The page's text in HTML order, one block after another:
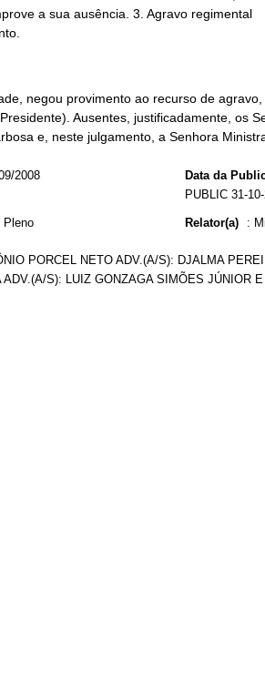
negou provimento ao recurso de
Ausentes, justificadamente, os
e, neste julgamento, a Senhora
2008 Data da
PUBLIC 31-
Pleno Relator(a) :
PORCEL NETO ADV.(A/S): DJALMA
S): LUIZ GONZAGA SIMÕES JÚNIOR